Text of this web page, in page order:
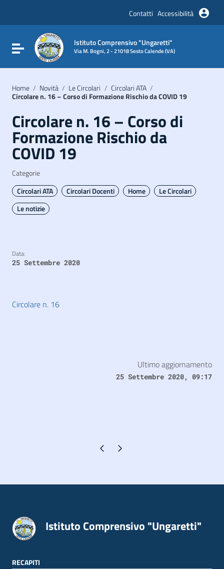
Vai al footer
Contatti Accessibilità
Attiva / disattiva la navigazione
Istituto Comprensivo "Ungaretti"
Via M. Bogni, 2 - 21018 Sesto Calende (VA)
Home / Novità / Le Circolari / Circolari ATA /
Circolare n. 16 – Corso di Formazione Rischio da COVID 19
Circolare n. 16 – Corso di
Formazione Rischio da
COVID 19
Categorie
Circolari ATA
Circolari Docenti Home
Le Circolari
Le notizie
Data:
25 Settembre 2020
Circolare n. 16
Ultimo aggiornamento
25 Settembre 2020, 09:17
Pagina precedente
Pagina successiva
Istituto Comprensivo "Ungaretti"
RECAPITI